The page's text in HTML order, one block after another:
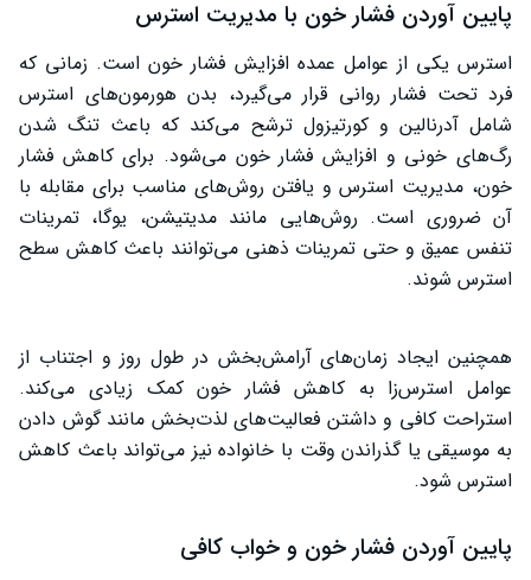
پایین آوردن فشار خون با مدیریت استرس
استرس یکی از عوامل عمده افزایش فشار خون است. زمانی که
فرد تحت فشار روانی قرار می‌گیرد، بدن هورمون‌های استرس
شامل آدرنالین و کورتیزول ترشح می‌کند که باعث تنگ شدن
رگ‌های خونی و افزایش فشار خون می‌شود. برای کاهش فشار
خون، مدیریت استرس و یافتن روش‌های مناسب برای مقابله با
آن ضروری است. روش‌هایی مانند مدیتیشن، یوگا، تمرینات
تنفس عمیق و حتی تمرینات ذهنی می‌توانند باعث کاهش سطح
استرس شوند.
همچنین ایجاد زمان‌های آرامش‌بخش در طول روز و اجتناب از
عوامل استرس‌زا به کاهش فشار خون کمک زیادی می‌کند.
استراحت کافی و داشتن فعالیت‌های لذت‌بخش مانند گوش دادن
به موسیقی یا گذراندن وقت با خانواده نیز می‌تواند باعث کاهش
استرس شود.
پایین آوردن فشار خون و خواب کافی